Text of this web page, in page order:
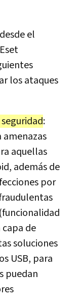
el
los ataques
:
aquellas
además de
por
de
soluciones
USB, para
puedan